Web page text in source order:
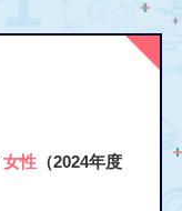
女性（2024年度